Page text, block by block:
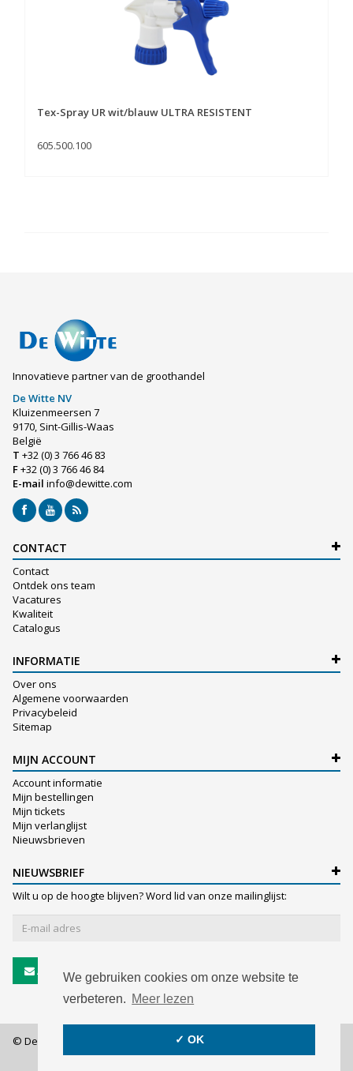
We gebruiken cookies om onze website te
verbeteren. Meer lezen
✓ OK
Tex-Spray UR wit/blauw ULTRA RESISTENT
605.500.100
Innovatieve partner van de groothandel
De Witte NV
Kluizenmeersen 7
9170, Sint-Gillis-Waas
België
T +32 (0) 3 766 46 83
F+32 (0) 3 766 46 84
E-mail info@dewitte.com
CONTACT
Contact
Ontdek ons team
Vacatures
Kwaliteit
Catalogus
INFORMATIE
Over ons
Algemene voorwaarden
Privacybeleid
Sitemap
MIJN ACCOUNT
Account informatie
Mijn bestellingen
Mijn tickets
Mijn verlanglijst
Nieuwsbrieven
NIEUWSBRIEF
Wilt u op de hoogte blijven? Word lid van onze mailinglijst:
Abonneer
© De Witte NV - 2026 - All rights reserved